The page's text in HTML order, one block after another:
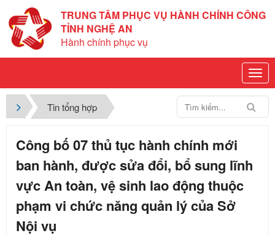
TRUNG TÂM PHỤC VỤ HÀNH CHÍNH CÔNG
TỈNH NGHỆ AN
Hành chính phục vụ
Tin tổng hợp
Công bố 07 thủ tục hành chính mới
ban hành, được sửa đổi, bổ sung lĩnh
vực An toàn, vệ sinh lao động thuộc
phạm vi chức năng quản lý của Sở
Nội vụ